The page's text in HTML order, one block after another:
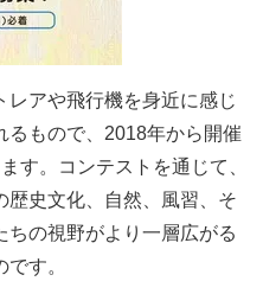
レアや飛行機を身近に感じ
るもので、2018年から開催
す。コンテストを通じて、
歴史文化、自然、風習、そ
ちの視野がより一層広がる
す。